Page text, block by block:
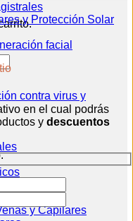
en el cual podrás
y descuentos
y Protección Solar
facial
contra virus y
y Capilares